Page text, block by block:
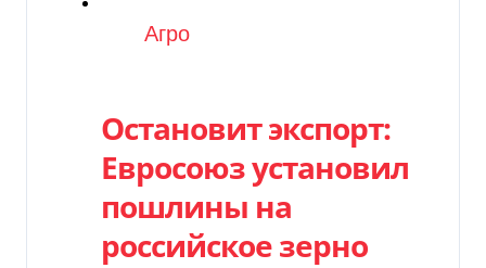
Категория
Агро
Остановит экспорт:
Евросоюз установил
пошлины на
российское зерно